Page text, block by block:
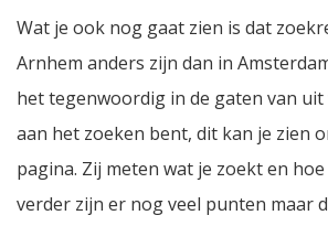
Wat je ook nog gaat zien is dat
Arnhem anders zijn dan in
het tegenwoordig in de gaten van uit
aan het zoeken bent, dit kan je zien
pagina. Zij meten wat je zoekt en
verder zijn er nog veel punten maar